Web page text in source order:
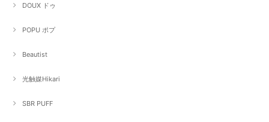
DOUX ドゥ
POPU ポプ
Beautist
光触媒Hikari
SBR PUFF